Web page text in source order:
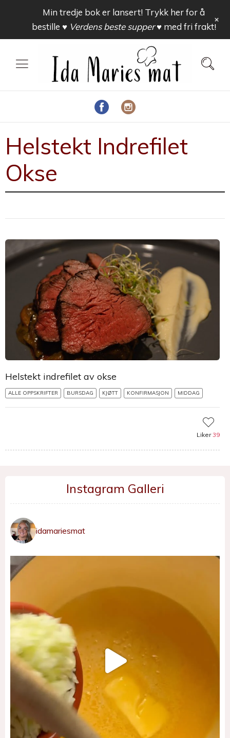
Helstekt Indrefilet
Okse
Helstekt indrefilet av okse
ALLE OPPSKRIFTER BURSDAG KJØTT KONFIRMASJON MIDDAG
Liker39
Instagram Galleri
idamariesmat
Min tredje bok er lansert! Trykk her for å
bestille ♥ Verdens beste supper ♥med fri frakt!
+